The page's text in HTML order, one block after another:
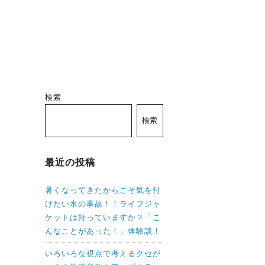
検索
検索
最近の投稿
暑くなってきたからこそ気を付
けたい水の事故！！ライフジャ
ケットは持っていますか？「こ
んなことがあった！」体験談！
いろいろな視点で考えるクセが